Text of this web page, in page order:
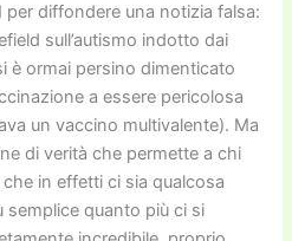
diffondere una notizia falsa:
sull’autismo indotto dai
è ormai persino dimenticato
a essere pericolosa
un vaccino multivalente). Ma
di verità che permette a chi
in effetti ci sia qualcosa
quanto più ci si